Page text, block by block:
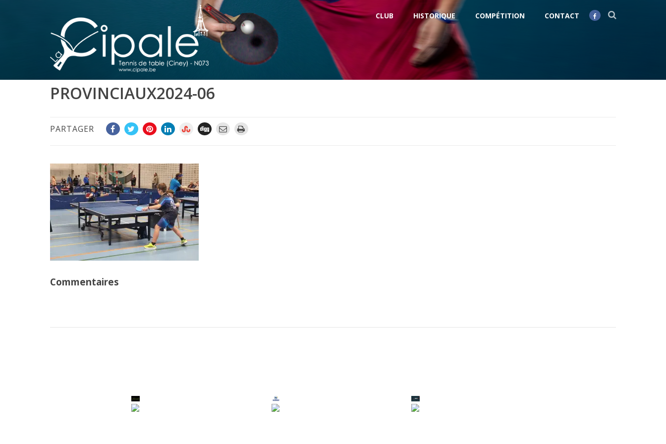
CLUB HISTORIQUE COMPÉTITION CONTACT
PROVINCIAUX2024-06
PARTAGER
Commentaires